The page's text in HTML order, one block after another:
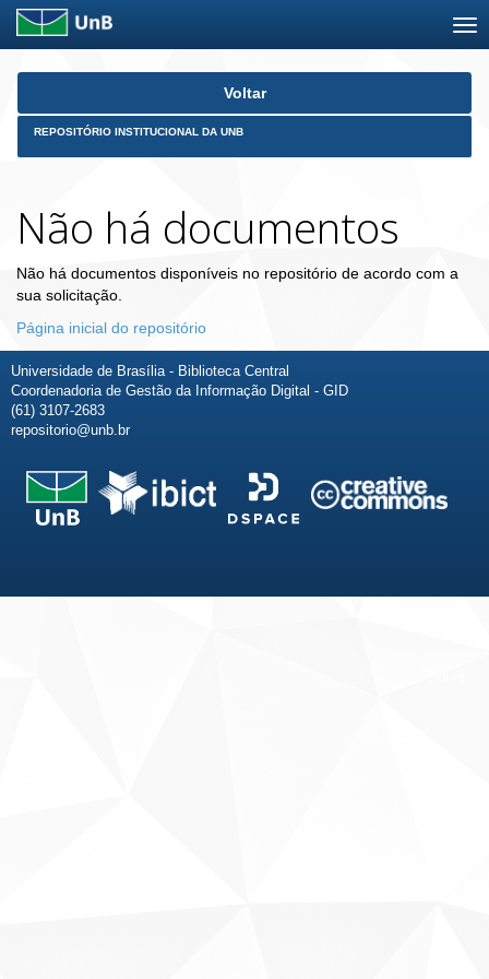
Skip
Voltar
REPOSITÓRIO INSTITUCIONAL DA UNB
Não há documentos
Não há documentos disponíveis no repositório de acordo com a
sua solicitação.
Página inicial do repositório
Universidade de Brasília - Biblioteca Central
Coordenadoria de Gestão da Informação Digital - GID
(61) 3107-2683
repositorio@unb.br